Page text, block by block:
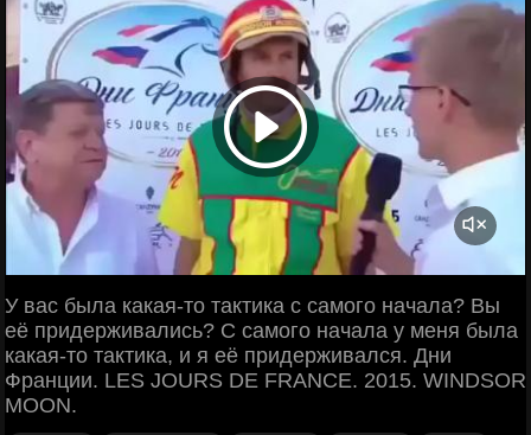
У вас была какая-то тактика с самого начала? Вы
её придерживались? С самого начала у меня была
какая-то тактика, и я её придерживался. Дни
Франции. LES JOURS DE FRANCE. 2015. WINDSOR
MOON.